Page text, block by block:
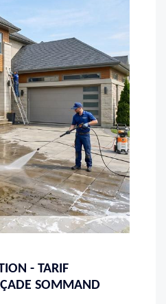
- TARIF
SOMMAND